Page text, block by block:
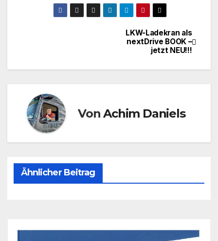
Beitragsnavigation
LKW-Ladekran als
nextDrive BOOK –
jetzt NEU!!!
VonAchim Daniels
Ähnlicher Beitrag